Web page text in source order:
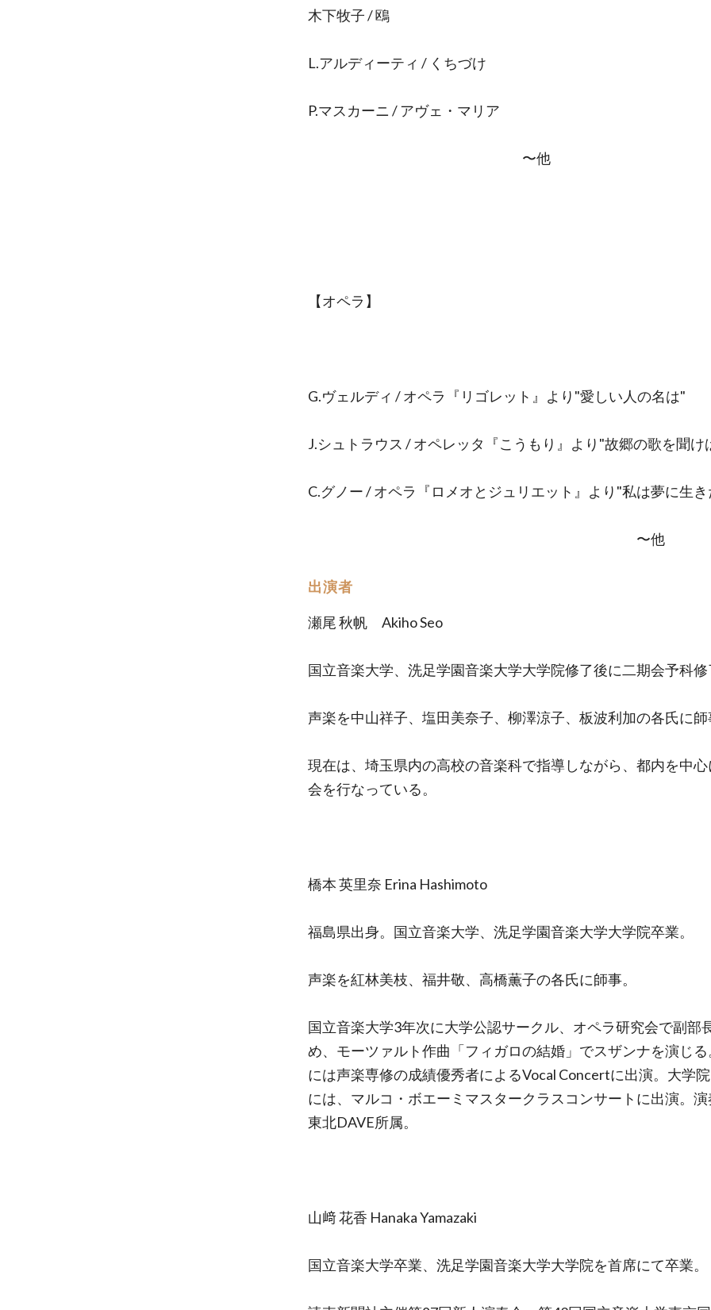
木下牧子 / 鴎
L.アルディーティ / くちづけ
P.マスカーニ / アヴェ・マリア
〜他
【オペラ】
G.ヴェルディ / オペラ『リゴレット』より"愛しい人の名は"
J.シュトラウス / オペレッタ『こうもり』より"故郷の歌を聞け
C.グノー / オペラ『ロメオとジュリエット』より"私は夢に生
〜他
出演者
瀬尾 秋帆 Akiho Seo
国立音楽大学、洗足学園音楽大学大学院修了後に二期会予科修
声楽を中山祥子、塩田美奈子、柳澤涼子、板波利加の各氏に師
現在は、埼玉県内の高校の音楽科で指導しながら、都内を中心
会を行なっている。
橋本 英里奈 Erina Hashimoto
福島県出身。国立音楽大学、洗足学園音楽大学大学院卒業。
声楽を紅林美枝、福井敬、高橋薫子の各氏に師事。
国立音楽大学3年次に大学公認サークル、オペラ研究会で副部
め、モーツァルト作曲「フィガロの結婚」でスザンナを演じる
には声楽専修の成績優秀者によるVocal Concertに出演。大学
には、マルコ・ボエーミマスタークラスコンサートに出演。
東北DAVE所属。
山﨑 花香 Hanaka Yamazaki
国立音楽大学卒業、洗足学園音楽大学大学院を首席にて卒業。